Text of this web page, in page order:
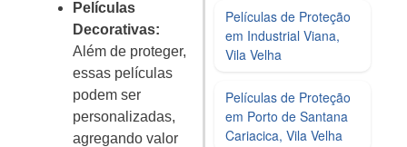
Películas
Decorativas:
Além de proteger,
essas películas
podem ser
personalizadas,
agregando valor
Películas de Proteção
em Industrial Viana,
Vila Velha
Películas de Proteção
em Porto de Santana
Cariacica, Vila Velha